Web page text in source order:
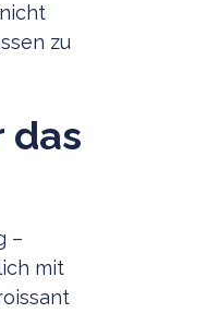
zu
das
–
mit